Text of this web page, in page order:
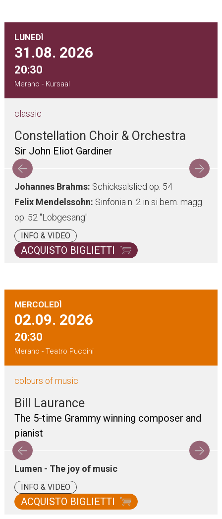
LUNEDÌ
31.08. 2026
20:30
Merano - Kursaal
classic
Constellation Choir & Orchestra
Sir John Eliot Gardiner
Johannes Brahms: Schicksalslied op. 54
Felix Mendelssohn: Sinfonia n. 2 in si bem. magg.
op. 52 "Lobgesang"
INFO & VIDEO
ACQUISTO BIGLIETTI
MERCOLEDÌ
02.09. 2026
20:30
Merano - Teatro Puccini
colours of music
Bill Laurance
The 5-time Grammy winning composer and
pianist
Lumen - The joy of music
INFO & VIDEO
ACQUISTO BIGLIETTI